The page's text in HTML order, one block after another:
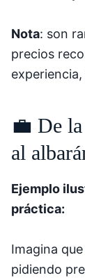
Nota: son
precios
💼 De
al
Ejemplo
práctica:
Imagina
pidiendo